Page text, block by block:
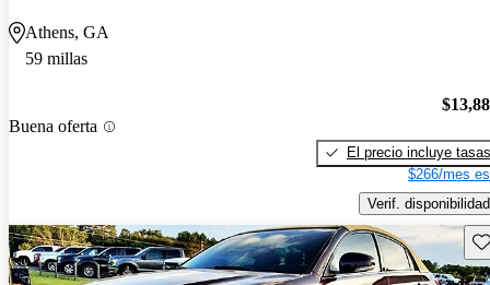
Athens, GA
59 millas
Buena oferta
El precio incluye tasas
$266/mes
Verif. disponibilidad